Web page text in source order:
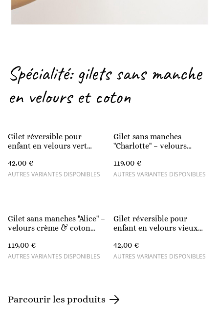
Spécialité: gilets sans manche
en velours et coton
Gilet réversible pour
enfant en velours vert
Oeko-Tex, fabriqué en
France
42,00 €
AUTRES VARIANTES DISPONIBLES
Gilet sans manches
"Charlotte" – velours
fleurs
119,00 €
AUTRES VARIANTES DISPONIBLES
Gilet sans manches "Alice" –
velours crème & coton
119,00 €
AUTRES VARIANTES DISPONIBLES
Gilet réversible pour
enfant en velours vieux
Oeko-Tex, fabriqué en
France
42,00 €
AUTRES VARIANTES DISPONIBLES
Parcourir les produits